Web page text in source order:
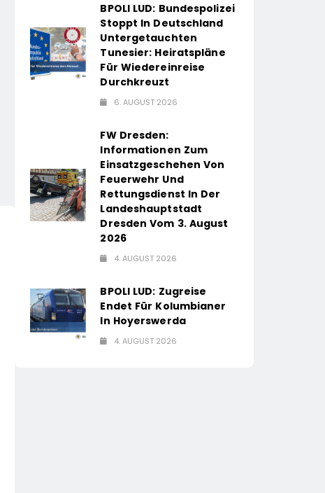
BPOLI LUD: Bundespolizei
Stoppt In Deutschland
Untergetauchten
Tunesier: Heiratspläne
Für Wiedereinreise
Durchkreuzt
6. AUGUST 2026
FW Dresden:
Informationen Zum
Einsatzgeschehen Von
Feuerwehr Und
Rettungsdienst In Der
Landeshauptstadt
Dresden Vom 3. August
2026
4. AUGUST 2026
BPOLI LUD: Zugreise
Endet Für Kolumbianer
In Hoyerswerda
4. AUGUST 2026